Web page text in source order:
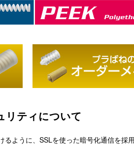
リティについて
ように、SSLを使った暗号化通信を採